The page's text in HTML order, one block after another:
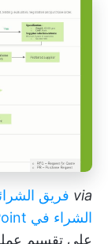
via فريق
الشراء في PowerPoint بواسطة SlideTeam
على تقسيم